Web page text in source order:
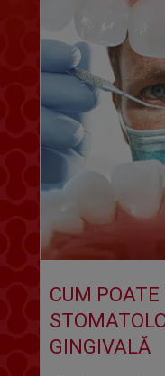
CUM
GINGIVALĂ